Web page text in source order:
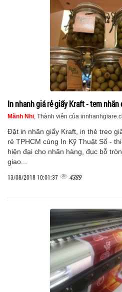
In nhanh giá rẻ giấy Kraft - tem nhãn
Mãnh Nhi, Thành viên của
Đặt in nhãn giấy Kraft, in thẻ treo
rẻ TPHCM cùng In Kỹ Thuật Số -
hiện đại cho nhãn hàng, đục bỗ
giao...
13/08/2018 10:01:37 4389